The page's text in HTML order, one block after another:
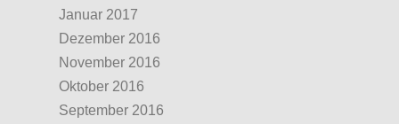
Januar 2017
Dezember 2016
November 2016
Oktober 2016
September 2016